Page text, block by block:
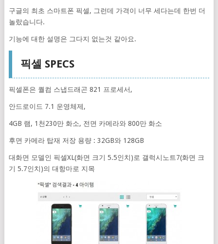
구글의 최초 스마트폰 픽셀, 그런데 가격이 너무 세다는데 한번 더
놀랐습니다.
기능에 대한 설명은 그다지 없는것 같아요.
픽셀 SPECS
픽셀폰은 퀄컴 스냅드래곤 821 프로세서,
안드로이드 7.1 운영체제,
4GB 램, 1천230만 화소, 전면 카메라와 800만 화소
후면 카메라 탑재 저장 용량 : 32GB와 128GB
대화면 모델인 픽셀XL(화면 크기 5.5인치)로 갤럭시노트7(화면 크
기 5.7인치)의 대항마로 지목